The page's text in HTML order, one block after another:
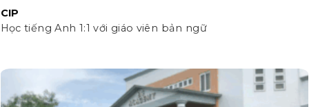
CIP
Học tiếng Anh 1:1 với giáo viên bản ngữ